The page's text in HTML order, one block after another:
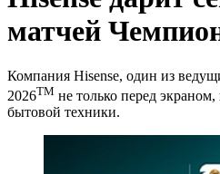
матчей
Компания Hisense, один из
2026TM не только перед
бытовой техники.